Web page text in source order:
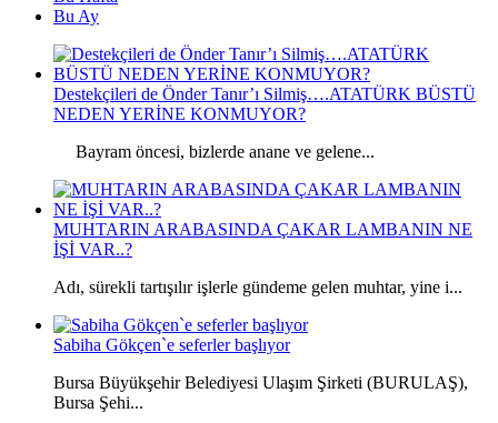
Bu Ay
Destekçileri de Önder Tanır’ı Silmiş….ATATÜRK BÜSTÜ
NEDEN YERİNE KONMUYOR?
Bayram öncesi, bizlerde anane ve gelene...
MUHTARIN ARABASINDA ÇAKAR LAMBANIN NE
İŞİ VAR..?
Adı, sürekli tartışılır işlerle gündeme gelen muhtar, yine i...
Sabiha Gökçen`e seferler başlıyor
Bursa Büyükşehir Belediyesi Ulaşım Şirketi (BURULAŞ),
Bursa Şehi...